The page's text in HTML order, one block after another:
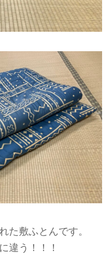
た敷ふとんです。
違う！！！